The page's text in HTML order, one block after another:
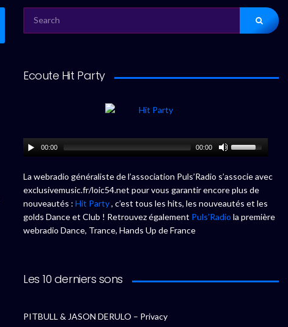
FOR:
Ecoute Hit Party
00:00 00:00
La webradio généraliste de l’association Puls’Radio s’associe avec
exclusivemusic.fr/loic54.net pour vous garantir encore plus de
nouveautés : Hit Party, c’est tous les hits, les nouveautés et les
golds Dance et Club ! Retrouvez également Puls’Radio la première
webradio Dance, Trance, Hands Up de France
Les 10 derniers sons
PITBULL & JASON DERULO – Privacy